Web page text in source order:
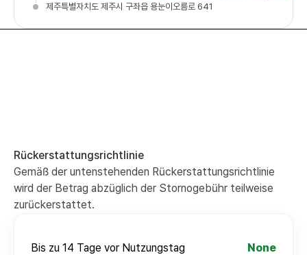
제주특별자치도 제주시 구좌읍 용눈이오름로 641
Rückerstattungsrichtlinie
Gemäß der untenstehenden Rückerstattungsrichtlinie
wird der Betrag abzüglich der Stornogebühr teilweise
zurückerstattet.
Bis zu 14 Tage vor Nutzungstag None